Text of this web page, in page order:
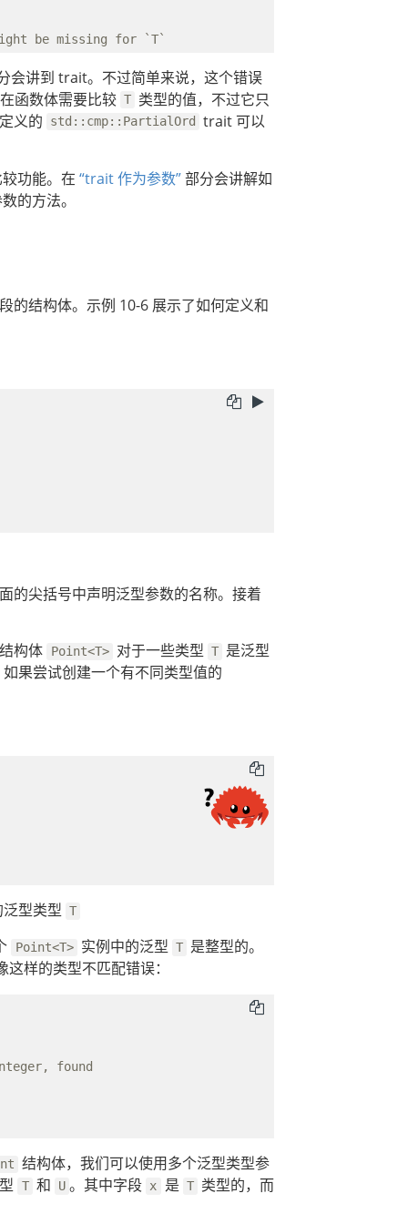
会讲到 trait。不过简单来说，这个错误
函数体需要比较 T 类型的值，不过它只
义的
std::cmp::PartialOrd
trait 可以
功能。在“trait 作为参数”部分会讲解如
的方法。
的结构体。示例 10-6 展示了如何定义和
的尖括号中声明泛型参数的名称。接着
构体 Point<T> 对于一些类型 T 是泛型
果尝试创建一个有不同类型值的
型类型 T
Point<T> 实例中的泛型 T 是整型的。
样的类型不匹配错误：
found
结构体，我们可以使用多个泛型类型参
T 和 U 。其中字段 x 是 T 类型的，而